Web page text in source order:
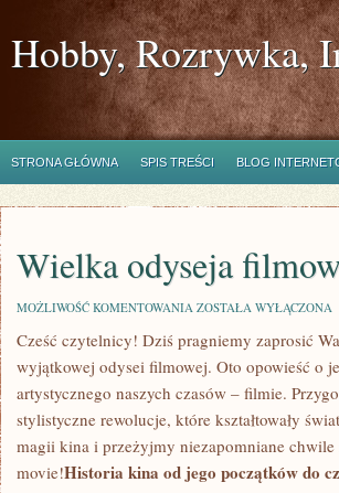
Hobby, Rozrywka,
STRONA GŁÓWNA SPIS TREŚCI BLOG
Wielka odyseja
MOŻLIWOŚĆ KOMENTOWANIA WIELKA
FILMOWA:
HISTORIA
KINA
ZOSTAŁA WYŁĄCZONA
Cześć czytelnicy! Dziś pragniemy‌ zaprosić
wyjątkowej odysei filmowej. Oto‌ opowieść o
artystycznego naszych czasów – ​filmie.
stylistyczne rewolucje,⁢ które kształtowały
magii kina i przeżyjmy niezapomniane
movie!Historia⁤ kina ​od jego ​początków⁢ do